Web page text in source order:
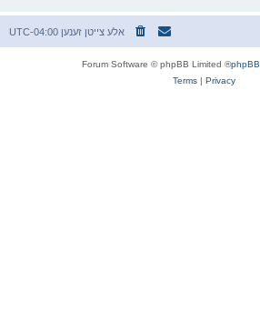
אלע צייטן זענען UTC-04:00
phpBB
® Forum Software © phpBB Limited
Privacy
|
Terms